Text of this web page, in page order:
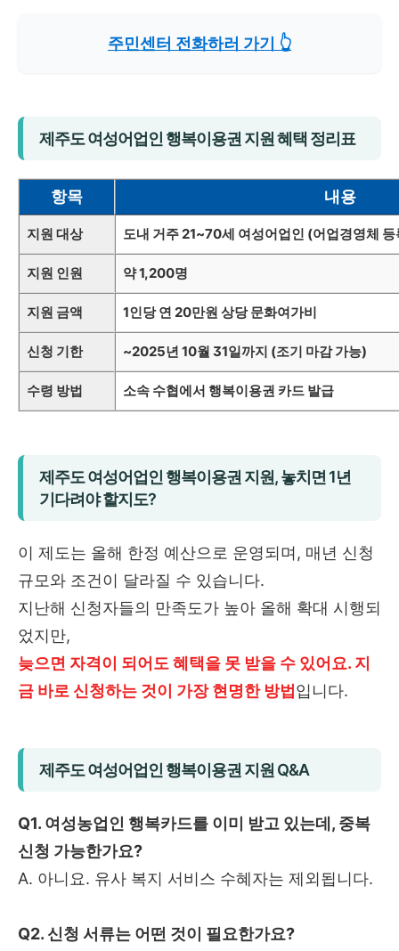
주민센터 전화하러 가기 👆
제주도 여성어업인 행복이용권 지원 혜택 정리표
항목 내용
지원 대상 도내 거주 21~70세 여성어업인 (어업경영체
지원 인원 약 1,200명
지원 금액 1인당 연 20만원 상당 문화여가비
신청 기한 ~2025년 10월 31일까지 (조기 마감 가능)
수령 방법 소속 수협에서 행복이용권 카드 발급
제주도 여성어업인 행복이용권 지원, 놓치면 1년
기다려야 할지도?
이 제도는 올해 한정 예산으로 운영되며, 매년 신청
규모와 조건이 달라질 수 있습니다.
지난해 신청자들의 만족도가 높아 올해 확대 시행되
었지만,
늦으면 자격이 되어도 혜택을 못 받을 수 있어요. 지
금 바로 신청하는 것이 가장 현명한 방법 입니다.
제주도 여성어업인 행복이용권 지원 Q&A
Q1. 여성농업인 행복카드를 이미 받고 있는데, 중복
신청 가능한가요?
A. 아니요. 유사 복지 서비스 수혜자는 제외됩니다.
Q2. 신청 서류는 어떤 것이 필요한가요?